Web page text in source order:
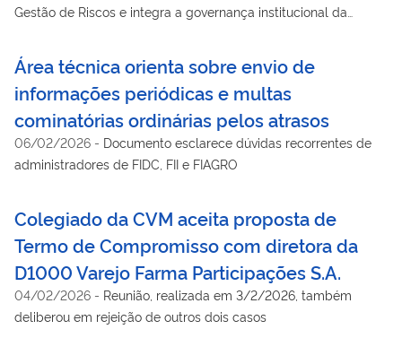
Gestão de Riscos e integra a governança institucional da
Área técnica orienta sobre envio de
informações periódicas e multas
cominatórias ordinárias pelos atrasos
06/02/2026 - Documento esclarece dúvidas recorrentes de
administradores de FIDC, FII e FIAGRO
Colegiado da CVM aceita proposta de
Termo de Compromisso com diretora da
D1000 Varejo Farma Participações S.A.
04/02/2026 - Reunião, realizada em 3/2/2026, também
deliberou em rejeição de outros dois casos